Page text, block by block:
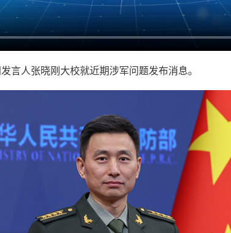
言人张晓刚大校就近期涉军问题发布消息。